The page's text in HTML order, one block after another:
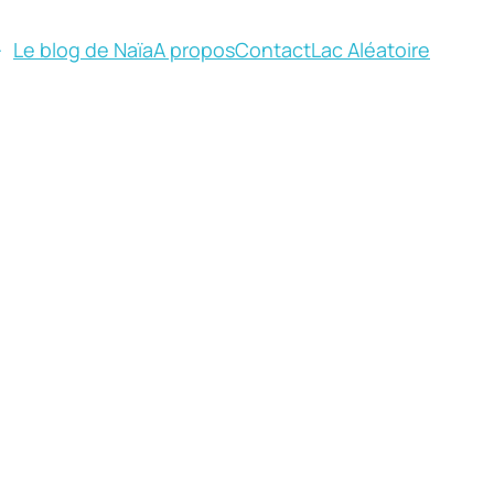
Le blog de NaïaA proposContactLac Aléatoire